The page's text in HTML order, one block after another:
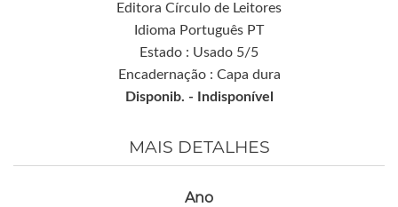
Editora Círculo de Leitores
Idioma Português PT
Estado : Usado 5/5
Encadernação : Capa dura
Disponib. -
Indisponível
MAIS DETALHES
Ano